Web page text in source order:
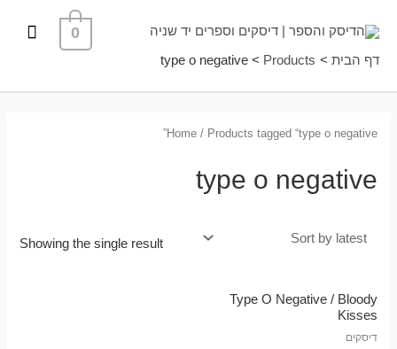
0
דף הבית Products
type o negative
Home/ Products tagged “type o negative”
type o negative
Showing the single result
Type O Negative / Bloody
Kisses
דיסקים